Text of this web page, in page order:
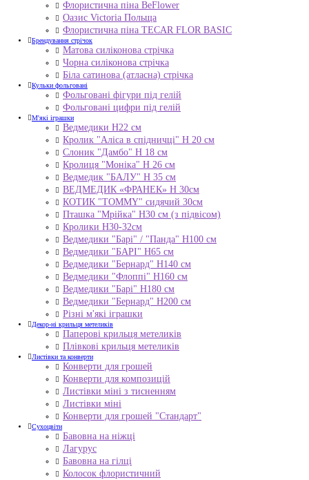
Флористична піна BeFlower
Оазис Victoria Польща
Флористична піна TECAR FLOR BASIC
Брендування стрічок
Матова силіконова стрічка
Чорна силіконова стрічка
Біла сатинова (атласна) стрічка
Кульки фольговані
Фольговані фігури під гелій
Фольговані цифри під гелій
М'які іграшки
Ведмедики H22 см
Кролик "Аліса в спідничці" Н 20 см
Слоник "Дамбо" Н 18 см
Кролиця "Моніка" Н 26 см
Ведмедик "БАЛУ" Н 35 см
ВЕДМЕДИК «ФРАНЕК» H 30см
КОТИК "ТОMMY" сидячий 30см
Пташка "Мрійка" Н30 см (з підвісом)
Кролики Н30-32см
Ведмедики "Барі" / "Панда" Н100 см
Ведмедики "БАРІ" Н65 см
Ведмедики "Бернард" Н140 см
Ведмедики "Флоппі" Н160 см
Ведмедики "Барі" Н180 см
Ведмедики "Бернард" Н200 см
Різні м'які іграшки
Декор-ні крильця метеликів
Паперові крильця метеликів
Плівкові крильця метеликів
Листівки та конверти
Конверти для грошей
Конверти для композицій
Листівки міні з тисненням
Листівки міні
Конверти для грошей "Стандарт"
Сухоцвіти
Бавовна на ніжці
Лагурус
Бавовна на гілці
Колосок флористичний